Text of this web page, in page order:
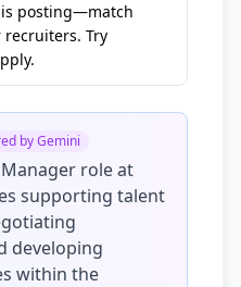
posting—match
recruiters. Try
by Gemini
role at
supporting talent
developing
within the